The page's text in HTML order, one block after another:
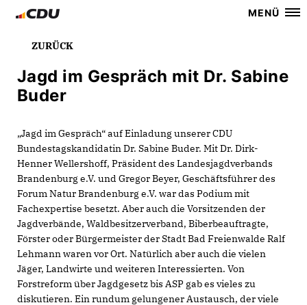
MENÜ
ZURÜCK
Jagd im Gespräch mit Dr. Sabine
Buder
Jagd im Gespräch“ auf Einladung unserer CDU
Bundestagskandidatin Dr. Sabine Buder. Mit Dr. Dirk-
Henner Wellershoff, Präsident des Landesjagdverbands
Brandenburg e.V. und Gregor Beyer, Geschäftsführer des
Forum Natur Brandenburg e.V. war das Podium mit
Fachexpertise besetzt. Aber auch die Vorsitzenden der
Jagdverbände, Waldbesitzerverband, Biberbeauftragte,
Förster oder Bürgermeister der Stadt Bad Freienwalde Ralf
Lehmann waren vor Ort. Natürlich aber auch die vielen
Jäger, Landwirte und weiteren Interessierten. Von
Forstreform über Jagdgesetz bis ASP gab es vieles zu
diskutieren. Ein rundum gelungener Austausch, der viele